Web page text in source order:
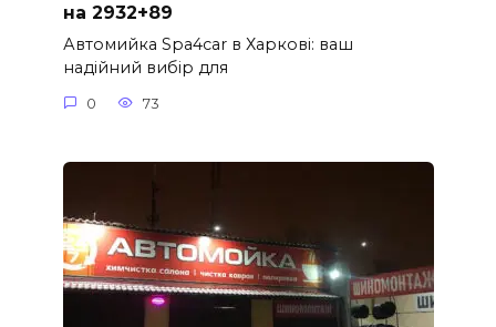
на 2932+89
Автомийка Spa4car в Харкові: ваш
надійний вибір для
0 73